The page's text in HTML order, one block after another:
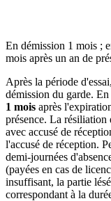
En démission 1 mois ;
mois après un an de
Après la période
démission du garde.
1 mois après
présence. La résiliation
avec accusé de
l'accusé de réception.
demi-journées
(payées en cas de
insuffisant, la partie
correspondant à la